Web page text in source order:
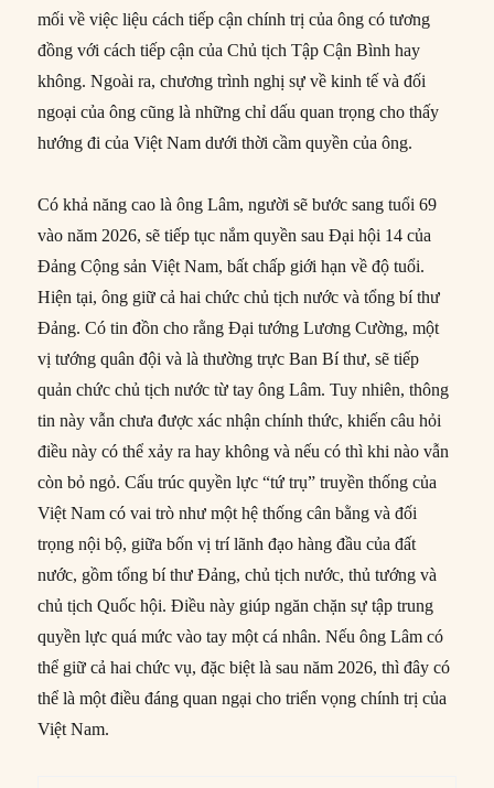
mối về việc liệu cách tiếp cận chính trị của ông có tương
đồng với cách tiếp cận của Chủ tịch Tập Cận Bình hay
không. Ngoài ra, chương trình nghị sự về kinh tế và đối
ngoại của ông cũng là những chỉ dấu quan trọng cho thấy
hướng đi của Việt Nam dưới thời cầm quyền của ông.
Có khả năng cao là ông Lâm, người sẽ bước sang tuổi 69
vào năm 2026, sẽ tiếp tục nắm quyền sau Đại hội 14 của
Đảng Cộng sản Việt Nam, bất chấp giới hạn về độ tuổi.
Hiện tại, ông giữ cả hai chức chủ tịch nước và tổng bí thư
Đảng. Có tin đồn cho rằng Đại tướng Lương Cường, một
vị tướng quân đội và là thường trực Ban Bí thư, sẽ tiếp
quản chức chủ tịch nước từ tay ông Lâm. Tuy nhiên, thông
tin này vẫn chưa được xác nhận chính thức, khiến câu hỏi
điều này có thể xảy ra hay không và nếu có thì khi nào vẫn
còn bỏ ngỏ. Cấu trúc quyền lực “tứ trụ” truyền thống của
Việt Nam có vai trò như một hệ thống cân bằng và đối
trọng nội bộ, giữa bốn vị trí lãnh đạo hàng đầu của đất
nước, gồm tổng bí thư Đảng, chủ tịch nước, thủ tướng và
chủ tịch Quốc hội. Điều này giúp ngăn chặn sự tập trung
quyền lực quá mức vào tay một cá nhân. Nếu ông Lâm có
thể giữ cả hai chức vụ, đặc biệt là sau năm 2026, thì đây có
thể là một điều đáng quan ngại cho triển vọng chính trị của
Việt Nam.